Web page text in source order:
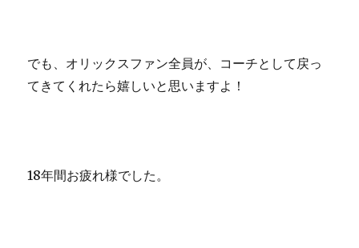
でも、オリックスファン全員が、コーチとして戻っ
てきてくれたら嬉しいと思いますよ！
18年間お疲れ様でした。